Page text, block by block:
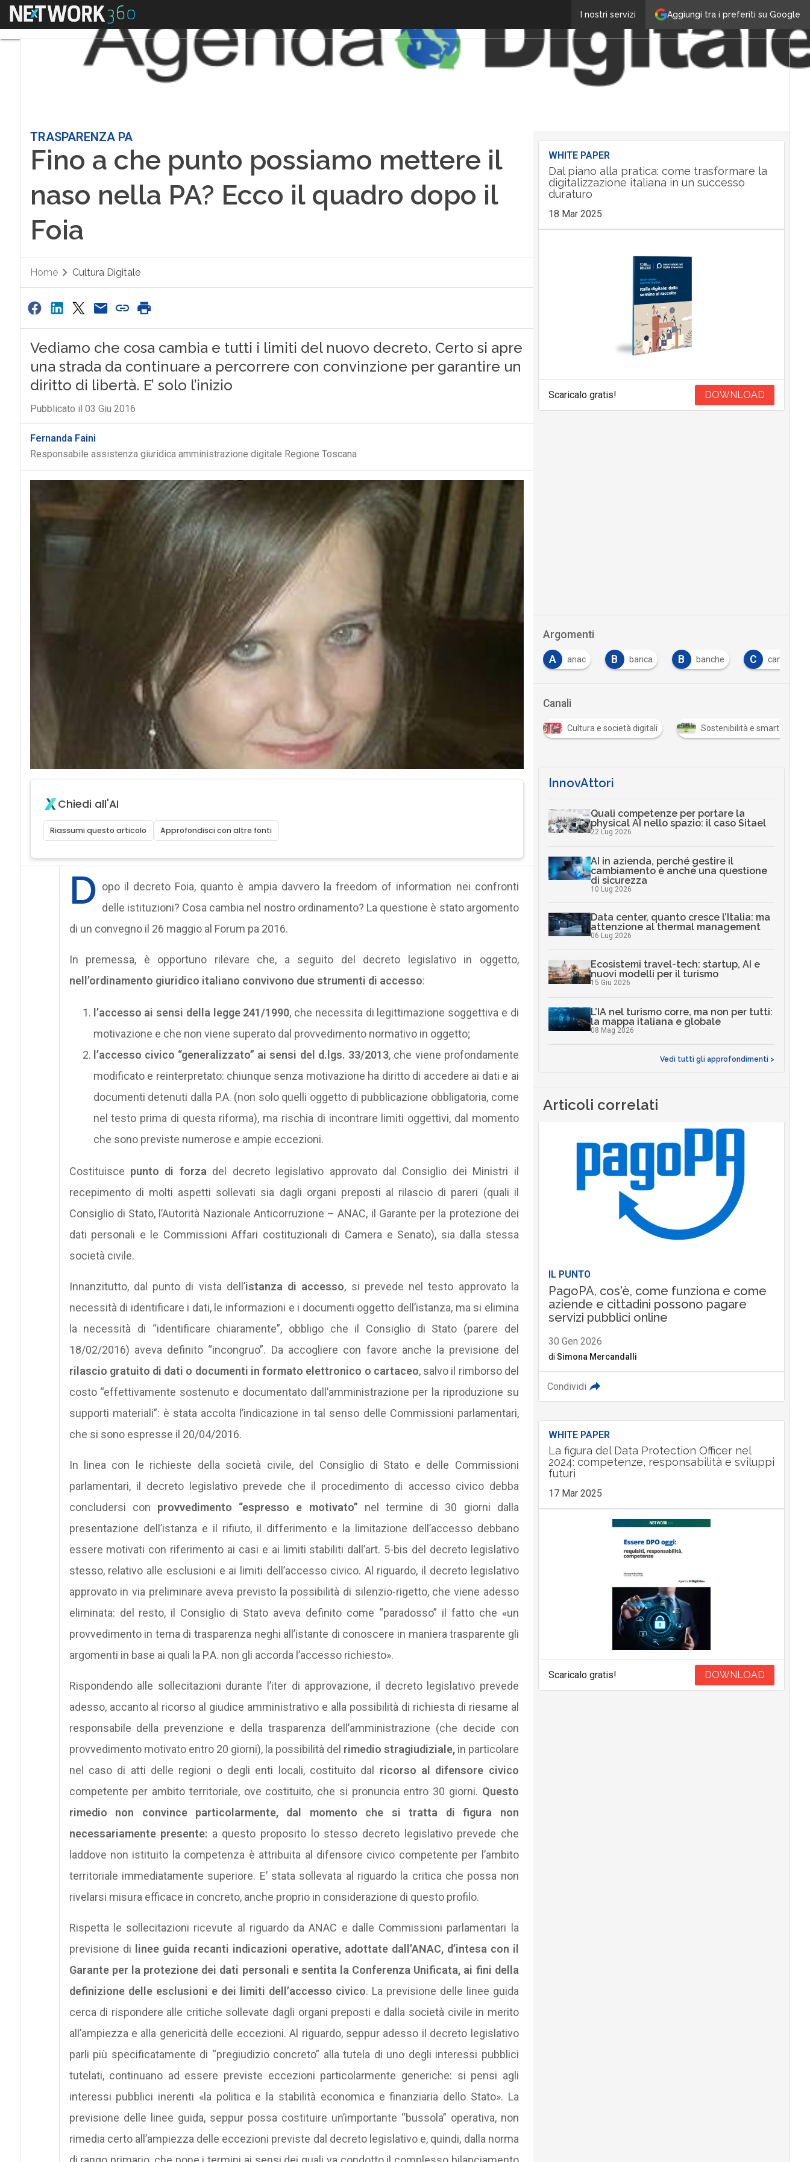
Aggiungi tra i preferiti su Google
I nostri servizi
Menu
TRASPARENZA PA
Fino a che punto possiamo mettere il
naso nella PA? Ecco il quadro dopo il
Foia
Home Cultura Digitale
Vediamo che cosa cambia e tutti i limiti del nuovo decreto. Certo si apre
una strada da continuare a percorrere con convinzione per garantire un
diritto di libertà. E’ solo l’inizio
Pubblicato il 03 Giu 2016
Fernanda Faini
Responsabile assistenza giuridica amministrazione digitale Regione Toscana
Chiedi all'AI
Riassumi questo articolo Approfondisci con altre fonti
D opo il decreto Foia, quanto è ampia davvero la freedom of information nei confronti
delle istituzioni? Cosa cambia nel nostro ordinamento? La questione è stato argomento
di un convegno il 26 maggio al Forum pa 2016.
In premessa, è opportuno rilevare che, a seguito del decreto legislativo in oggetto,
nell’ordinamento giuridico italiano convivono due strumenti di accesso:
l’accesso ai sensi della legge 241/1990, che necessita di legittimazione soggettiva e di
motivazione e che non viene superato dal provvedimento normativo in oggetto;
l’accesso civico “generalizzato” ai sensi del d.lgs. 33/2013, che viene profondamente
modificato e reinterpretato: chiunque senza motivazione ha diritto di accedere ai dati e ai
documenti detenuti dalla P.A. (non solo quelli oggetto di pubblicazione obbligatoria, come
nel testo prima di questa riforma), ma rischia di incontrare limiti oggettivi, dal momento
che sono previste numerose e ampie eccezioni.
Costituisce punto di forza del decreto legislativo approvato dal Consiglio dei Ministri il
recepimento di molti aspetti sollevati sia dagli organi preposti al rilascio di pareri (quali il
Consiglio di Stato, l’Autorità Nazionale Anticorruzione – ANAC, il Garante per la protezione dei
dati personali e le Commissioni Affari costituzionali di Camera e Senato), sia dalla stessa
società civile.
Innanzitutto, dal punto di vista dell’istanza di accesso, si prevede nel testo approvato la
necessità di identificare i dati, le informazioni e i documenti oggetto dell’istanza, ma si elimina
la necessità di “identificare chiaramente”, obbligo che il Consiglio di Stato (parere del
18/02/2016) aveva definito “incongruo”. Da accogliere con favore anche la previsione del
rilascio gratuito di dati o documenti in formato elettronico o cartaceo, salvo il rimborso del
costo “effettivamente sostenuto e documentato dall’amministrazione per la riproduzione su
supporti materiali”: è stata accolta l’indicazione in tal senso delle Commissioni parlamentari,
che si sono espresse il 20/04/2016.
In linea con le richieste della società civile, del Consiglio di Stato e delle Commissioni
parlamentari, il decreto legislativo prevede che il procedimento di accesso civico debba
concludersi con provvedimento “espresso e motivato” nel termine di 30 giorni dalla
presentazione dell’istanza e il rifiuto, il differimento e la limitazione dell’accesso debbano
essere motivati con riferimento ai casi e ai limiti stabiliti dall’art. 5-bis del decreto legislativo
stesso, relativo alle esclusioni e ai limiti dell’accesso civico. Al riguardo, il decreto legislativo
approvato in via preliminare aveva previsto la possibilità di silenzio-rigetto, che viene adesso
eliminata: del resto, il Consiglio di Stato aveva definito come “paradosso” il fatto che «un
provvedimento in tema di trasparenza neghi all’istante di conoscere in maniera trasparente gli
argomenti in base ai quali la P.A. non gli accorda l’accesso richiesto».
Rispondendo alle sollecitazioni durante l’iter di approvazione, il decreto legislativo prevede
adesso, accanto al ricorso al giudice amministrativo e alla possibilità di richiesta di riesame al
responsabile della prevenzione e della trasparenza dell’amministrazione (che decide con
provvedimento motivato entro 20 giorni), la possibilità del rimedio stragiudiziale,in particolare
nel caso di atti delle regioni o degli enti locali, costituito dal ricorso al difensore civico
competente per ambito territoriale, ove costituito, che si pronuncia entro 30 giorni. Questo
rimedio non convince particolarmente, dal momento che si tratta di figura non
necessariamente presente: a questo proposito lo stesso decreto legislativo prevede che
laddove non istituito la competenza è attribuita al difensore civico competente per l’ambito
territoriale immediatamente superiore. E’ stata sollevata al riguardo la critica che possa non
rivelarsi misura efficace in concreto, anche proprio in considerazione di questo profilo.
Rispetta le sollecitazioni ricevute al riguardo da ANAC e dalle Commissioni parlamentari la
previsione di linee guida recanti indicazioni operative, adottate dall’ANAC, d’intesa con il
Garante per la protezione dei dati personali e sentita la Conferenza Unificata, ai fini della
definizione delle esclusioni e dei limiti dell’accesso civico. La previsione delle linee guida
cerca di rispondere alle critiche sollevate dagli organi preposti e dalla società civile in merito
all’ampiezza e alla genericità delle eccezioni. Al riguardo, seppur adesso il decreto legislativo
parli più specificatamente di “pregiudizio concreto” alla tutela di uno degli interessi pubblici
tutelati, continuano ad essere previste eccezioni particolarmente generiche: si pensi agli
interessi pubblici inerenti «la politica e la stabilità economica e finanziaria dello Stato». La
previsione delle linee guida, seppur possa costituire un’importante “bussola” operativa, non
rimedia certo all’ampiezza delle eccezioni previste dal decreto legislativo e, quindi, dalla norma
WHITE PAPER
Dal piano alla pratica: come trasformare la
digitalizzazione italiana in un successo
duraturo
18 Mar 2025
Scaricalo gratis! DOWNLOAD
Argomenti
A anac B banca B banche C camera
Canali
Cultura e società digitali Sostenibilità e smart city
InnovAttori
Quali competenze per portare la
physical AI nello spazio: il caso Sitael
22 Lug 2026
AI in azienda, perché gestire il
cambiamento è anche una questione
di sicurezza
10 Lug 2026
Data center, quanto cresce l’Italia: ma
attenzione al thermal management
06 Lug 2026
Ecosistemi travel-tech: startup, AI e
nuovi modelli per il turismo
15 Giu 2026
L’IA nel turismo corre, ma non per tutti:
la mappa italiana e globale
08 Mag 2026
Vedi tutti gli approfondimenti >
Articoli correlati
IL PUNTO
PagoPA, cos'è, come funziona e come
aziende e cittadini possono pagare
servizi pubblici online
30 Gen 2026
di Simona Mercandalli
Condividi
WHITE PAPER
La figura del Data Protection Officer nel
2024: competenze, responsabilità e sviluppi
futuri
17 Mar 2025
Scaricalo gratis! DOWNLOAD